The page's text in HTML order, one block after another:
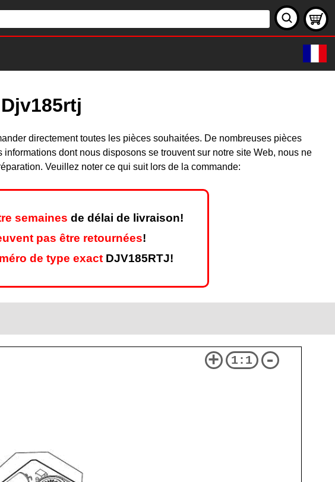
directement toutes les pièces souhaitées. De nombreuses pièces
dont nous disposons se trouvent sur notre site Web, nous ne
Veuillez noter ce qui suit lors de la commande:
semaines de délai de livraison!
pas être retournées!
de type exact DJV185RTJ!
+ 1:1 -